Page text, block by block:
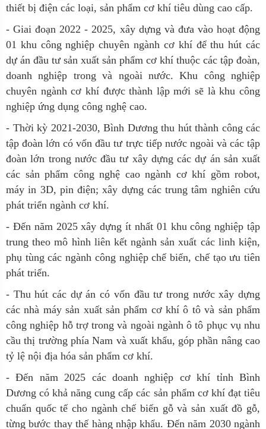
thiết bị điện các loại, sản phẩm cơ khí tiêu dùng cao cấp.
- Giai đoạn 2022 - 2025, xây dựng và đưa vào hoạt động
01 khu công nghiệp chuyên ngành cơ khí để thu hút các
dự án đầu tư sản xuất sản phẩm cơ khí thuộc các tập đoàn,
doanh nghiệp trong và ngoài nước. Khu công nghiệp
chuyên ngành cơ khí được thành lập mới sẽ là khu công
nghiệp ứng dụng công nghệ cao.
- Thời kỳ 2021-2030, Bình Dương thu hút thành công các
tập đoàn lớn có vốn đầu tư trực tiếp nước ngoài và các tập
đoàn lớn trong nước đầu tư xây dựng các dự án sản xuất
các sản phẩm công nghệ cao ngành cơ khí gồm robot,
máy in 3D, pin điện; xây dựng các trung tâm nghiên cứu
phát triển ngành cơ khí.
- Đến năm 2025 xây dựng ít nhất 01 khu công nghiệp tập
trung theo mô hình liên kết ngành sản xuất các linh kiện,
phụ tùng các ngành công nghiệp chế biến, chế tạo ưu tiên
phát triển.
- Thu hút các dự án có vốn đầu tư trong nước xây dựng
các nhà máy sản xuất sản phẩm cơ khí ô tô và sản phẩm
công nghiệp hỗ trợ trong và ngoài ngành ô tô phục vụ nhu
cầu thị trường phía Nam và xuất khẩu, góp phần nâng cao
tỷ lệ nội địa hóa sản phẩm cơ khí.
- Đến năm 2025 các doanh nghiệp cơ khí tỉnh Bình
Dương có khả năng cung cấp các sản phẩm cơ khí đạt tiêu
chuẩn quốc tế cho ngành chế biến gỗ và sản xuất đồ gỗ,
từng bước thay thế hàng nhập khẩu. Đến năm 2030 ngành